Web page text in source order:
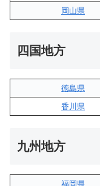
岡山県
四国地方
徳島県
香川県
九州地方
福岡県